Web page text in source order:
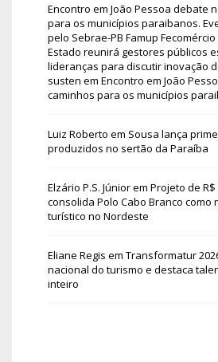
Encontro em João Pessoa debate
para os municípios paraibanos.
pelo Sebrae-PB Famup
Estado reunirá gestores públicos
lideranças para discutir inovação
susten em Encontro em João
caminhos para os municípios
Luiz Roberto em Sousa lança
produzidos no sertão da Paraíba
Elzário P.S. Júniorem Projeto de
consolida Polo Cabo Branco como
turístico no Nordeste
Eliane Regis em Transformatur
nacional do turismo e destaca
inteiro